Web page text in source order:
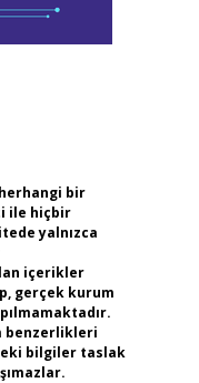
bir
ile hiçbir
yalnızca
içerikler
gerçek kurum
benzerlikleri
bilgiler taslak